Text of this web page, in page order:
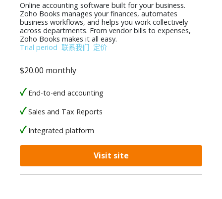
Online accounting software built for your business.
Zoho Books manages your finances, automates
business workflows, and helps you work collectively
across departments. From vendor bills to expenses,
Zoho Books makes it all easy.
Trial period 联系我们 定价
$20.00 monthly
End-to-end accounting
Sales and Tax Reports
Integrated platform
Visit site